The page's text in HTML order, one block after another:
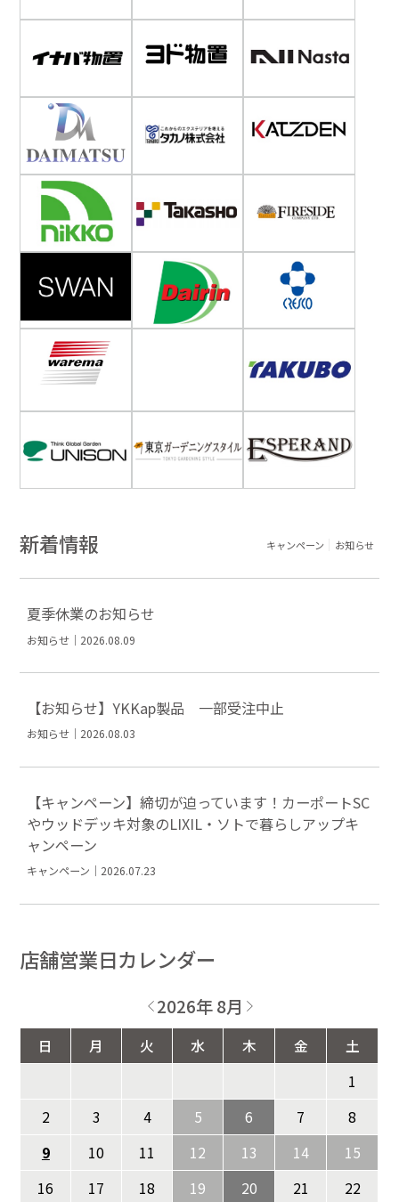
新着情報 キャンペーン お知らせ
夏季休業のお知らせ
お知らせ｜2026.08.09
【お知らせ】YKKap製品 一部受注中止
お知らせ｜2026.08.03
【キャンペーン】締切が迫っています！カーポートSC
やウッドデッキ対象のLIXIL・ソトで暮らしアップキ
ャンペーン
キャンペーン｜2026.07.23
店舗営業日カレンダー
2026年 8月
日 月 火 水 木 金
土
1
2
3 4 5 6 7
8
9
10 11 12 13 14
15
16
17 18 19 20 21
22